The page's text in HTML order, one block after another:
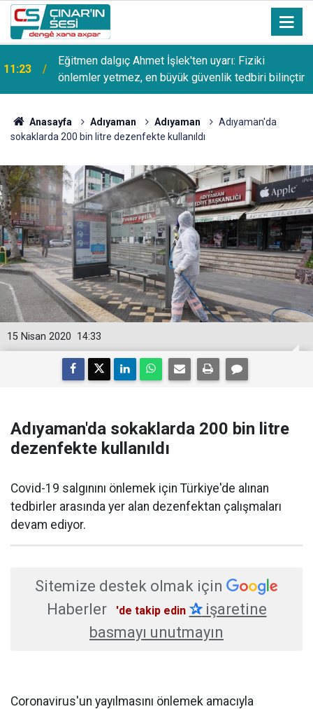
11:20
Avukat Sait Güneş: Arabuluculuk, uyuşmazlıkların
mahkemeye taşınmadan çözümünü sağlıyor
Anasayfa Adıyaman Adıyaman
Adıyaman'da
sokaklarda 200 bin litre dezenfekte kullanıldı
14:33
15 Nisan 2020
Adıyaman'da sokaklarda 200 bin litre
dezenfekte kullanıldı
Covid-19 salgınını önlemek için Türkiye'de alınan
tedbirler arasında yer alan dezenfektan çalışmaları
devam ediyor.
Sitemize destek olmak için
Haberler
'de takip edin ✰işaretine
basmayı unutmayın
Coronavirus'un yayılmasını önlemek amacıyla